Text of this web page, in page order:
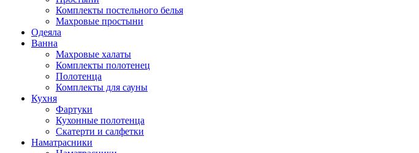
Комплекты постельного белья
Махровые простыни
Одеяла
Ванна
Махровые халаты
Комплекты полотенец
Полотенца
Комплекты для сауны
Кухня
Фартуки
Кухонные полотенца
Скатерти и салфетки
Наматрасники